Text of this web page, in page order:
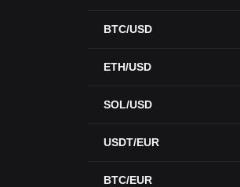
BTC/USD
ETH/USD
SOL/USD
USDT/EUR
BTC/EUR